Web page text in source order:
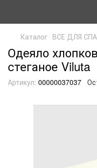
Каталог ВСЕ ДЛЯ
Одеяло
стеганое Viluta
Артикул: 00000037037